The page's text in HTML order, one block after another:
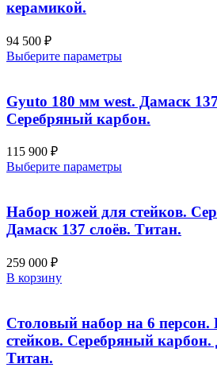
на
керамикой.
94 500 ₽
Выберите параметрыЭтот
несколько
вариаций.
Опции
на
Gyuto 180 мм west. Дамаск
Серебряный карбон.
115 900 ₽
Выберите параметрыЭтот
несколько
вариаций.
Опции
Набор ножей для стейков.
Дамаск 137 слоёв. Титан.
259 000 ₽
В корзину
Столовый набор на 6
стейков. Серебряный карбон.
Титан.